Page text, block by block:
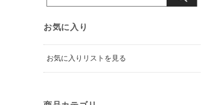
お気に入り
お気に入りリストを見る